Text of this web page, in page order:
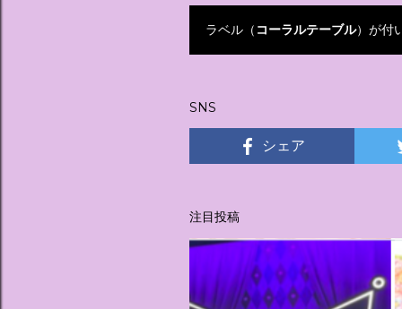
投ラベル（ コーラルテーブル）が付
SNS
シェア
注目投稿